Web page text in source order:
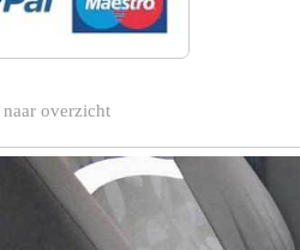
naar overzicht